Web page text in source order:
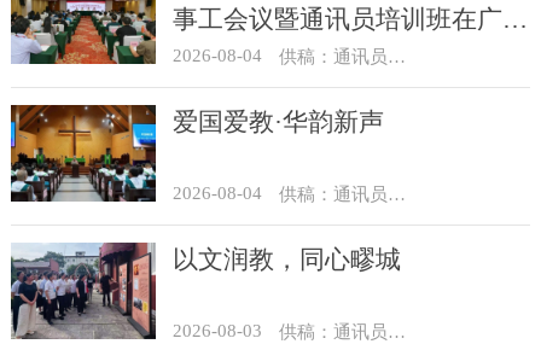
事工会议暨通讯员培训班在广州
举办
2026-08-04 供稿：通讯员 汪浩
爱国爱教·华韵新声
2026-08-04 供稿：通讯员 景健美
以文润教，同心疁城
2026-08-03 供稿：通讯员 景健美